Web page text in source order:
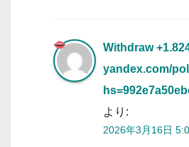
Withdraw
yandex.com/
より:
2026年3月16日